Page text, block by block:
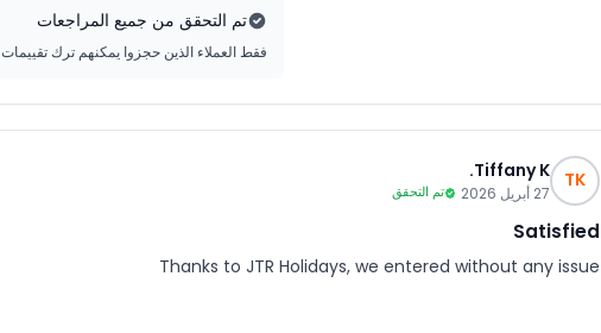
تم التحقق من جميع المراجعات
فقط العملاء الذين حجزوا يمكنهم ترك تقييمات
TK
Tiffany K.
27 أبريل 2026 تم التحقق
Satisfied
Thanks to JTR Holidays, we entered without any issue